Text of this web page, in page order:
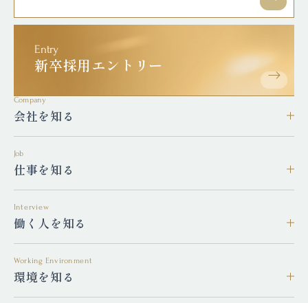
Entry
新卒採用エントリー
Company
会社を知る
Job
仕事を知る
Interview
働く人を知る
Working Environment
環境を知る